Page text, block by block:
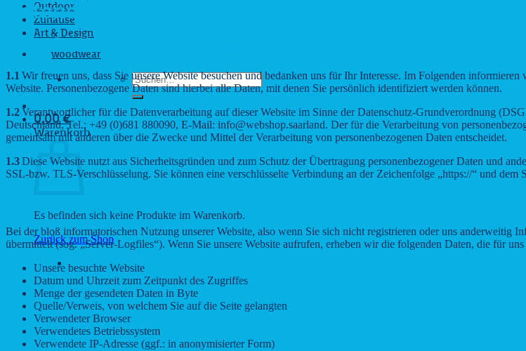
Outdoor
Zuhause
Art & Design
woodwear
Suchen
nach:
0,00€
Warenkorb
Es befinden sich keine Produkte im Warenkorb.
Zurück zum Shop
Datenschutzerklärung
1) Information über die Erhebung personenbezogener Daten und
1.1 Wir freuen uns, dass Sie unsere Website besuchen und bedanken uns für Ihr Interesse. Im Folgenden
Website. Personenbezogene Daten sind hierbei alle Daten, mit denen Sie persönlich identifiziert werden können.
1.2Verantwortlicher für die Datenverarbeitung auf dieser Website im Sinne der Datenschutz-Grundverordnung
Deutschland, Tel.: +49 (0)681 880090, E-Mail: info@webshop.saarland. Der für die Verarbeitung von
gemeinsam mit anderen über die Zwecke und Mittel der Verarbeitung von personenbezogenen Daten entscheidet.
1.3Diese Website nutzt aus Sicherheitsgründen und zum Schutz der Übertragung personenbezogener Daten und
SSL-bzw. TLS-Verschlüsselung. Sie können eine verschlüsselte Verbindung an der Zeichenfolge „https://“ und
Bei der bloß informatorischen Nutzung unserer Website, also wenn Sie sich nicht registrieren oder uns anderweitig
übermittelt (sog. „Server-Logfiles“). Wenn Sie unsere Website aufrufen, erheben wir die folgenden Daten, die für
Unsere besuchte Website
Datum und Uhrzeit zum Zeitpunkt des Zugriffes
Menge der gesendeten Daten in Byte
Quelle/Verweis, von welchem Sie auf die Seite gelangten
Verwendeter Browser
Verwendetes Betriebssystem
Verwendete IP-Adresse (ggf.: in anonymisierter Form)